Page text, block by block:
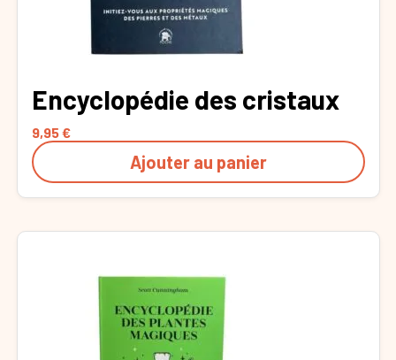
Encyclopédie des cristaux
9,95€
Ajouter au panier